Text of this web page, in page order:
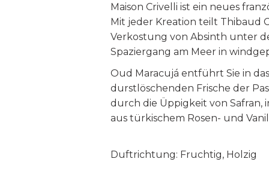
Maison Crivelli ist ein neues
Mit jeder Kreation teilt Thibaud
Verkostung von Absinth unter
Spaziergang am Meer in
Oud Maracujá entführt Sie in
durstlöschenden Frische der
durch die Üppigkeit von Safran,
aus türkischem Rosen- und
Duftrichtung: Fruchtig, Holzig